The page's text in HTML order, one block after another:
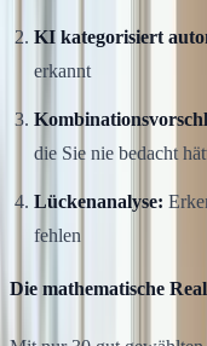
KI kategorisiert
erkannt
die Sie nie bedacht
Lückenanalyse:
fehlen
Die mathematische